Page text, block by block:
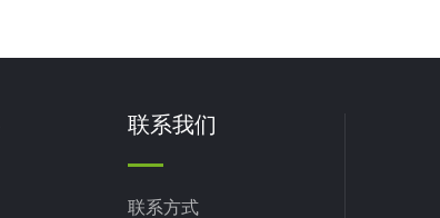
联系我们
联系方式